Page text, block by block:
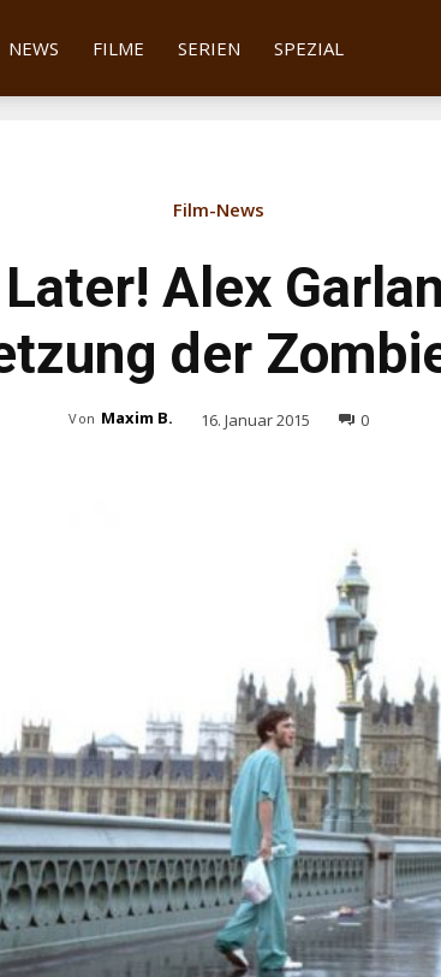
NEWS FILME SERIEN SPEZIAL
Film-News
Alex
der
Von Maxim B. 16. Januar 2015 0